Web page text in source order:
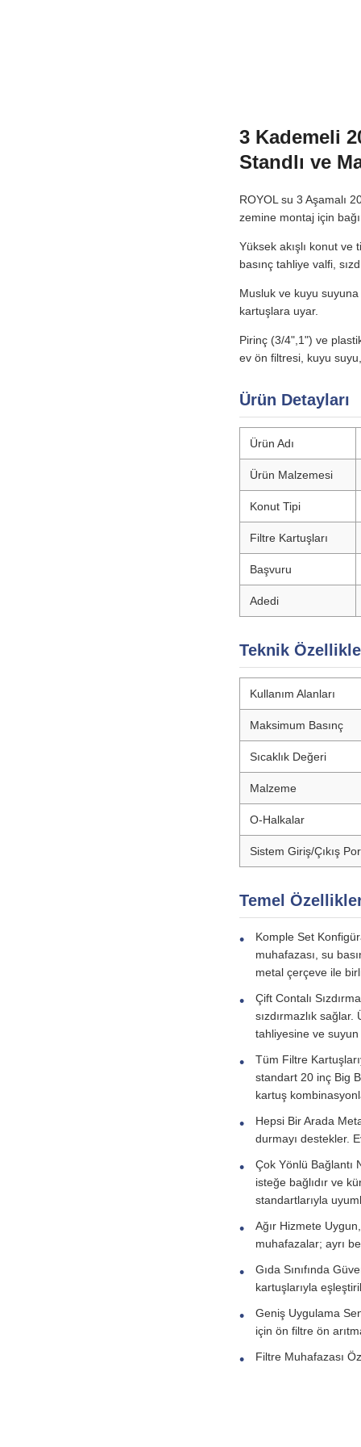
3 Kademeli
Standlı ve
ROYOL su 3 Aşamalı
zemine montaj için
Yüksek akışlı konut ve
basınç tahliye valfi,
Musluk ve kuyu
kartuşlara uyar.
Pirinç (3/4",1") ve
ev ön filtresi, kuyu
Ürün Detayları
Ürün Adı
Ürün Malzemesi
Konut Tipi
Filtre Kartuşları
Başvuru
Adedi
Teknik
Kullanım Alanları
Maksimum Basınç
Sıcaklık Değeri
Malzeme
O-Halkalar
Sistem Giriş/Çıkış
Temel
Komple Set
muhafazası, su
metal çerçeve ile
Çift Contalı
sızdırmazlık
tahliyesine ve
Tüm Filtre
standart 20 inç Big
kartuş
Hepsi Bir Arada
durmayı destekler.
Çok Yönlü Bağlantı
isteğe bağlıdır ve
standartlarıyla
Ağır Hizmete
muhafazalar; ayrı
Gıda Sınıfında
kartuşlarıyla
Geniş Uygulama
için ön filtre ön
Filtre Muhafazası